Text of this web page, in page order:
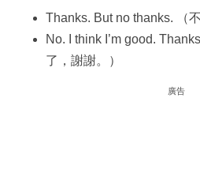
Thanks. But no thanks. （
No. I think I’m good.
了，謝謝。）
廣告